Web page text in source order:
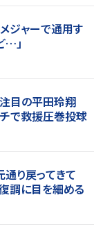
ジャーで通用す
…」
注目の平田玲翔
チで救援圧巻投球
通り戻ってきて
調に目を細める